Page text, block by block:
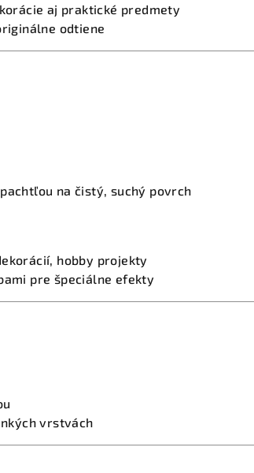
aj praktické predmety
odtiene
na čistý, suchý povrch
hobby projekty
pre špeciálne efekty
vrstvách